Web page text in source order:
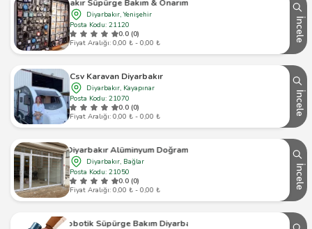
Diyarbakır Süpürge Bakım & Onarım Hizmetleri
Diyarbakır, Yenişehir
Posta Kodu: 21120
0.0 (0)
Fiyat Aralığı: 0,00 ₺ - 0,00 ₺
İncele
Csv Karavan Diyarbakır
Diyarbakır, Kayapınar
Posta Kodu: 21070
0.0 (0)
Fiyat Aralığı: 0,00 ₺ - 0,00 ₺
İncele
Diyarbakır Alüminyum Doğrama
Diyarbakır, Bağlar
Posta Kodu: 21050
0.0 (0)
Fiyat Aralığı: 0,00 ₺ - 0,00 ₺
İncele
Robotik Süpürge Bakım Diyarbakır